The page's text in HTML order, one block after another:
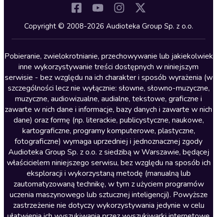
Kryminały
Lektury szkolne
Literatura anglojęzyczna
Literatura faktu
Literatura obyczajowa
Literatura piękna obca
Literatura piękna polska
Nagrania relaksacyjne
Nauka języków
Nauki humanistyczne
Podcasty i audycje
Polityka
Copyright © 2008-2026 Audioteka Group Sp. z o.o.
Pobieranie, zwielokrotnianie, przechowywanie lub jakiekolwiek
inne wykorzystywanie treści dostępnych w niniejszym
serwisie - bez względu na ich charakter i sposób wyrażenia (w
szczególności lecz nie wyłącznie: słowne, słowno-muzyczne,
muzyczne, audiowizualne, audialne, tekstowe, graficzne i
zawarte w nich dane i informacje, bazy danych i zawarte w nich
dane) oraz formę (np. literackie, publicystyczne, naukowe,
kartograficzne, programy komputerowe, plastyczne,
fotograficzne) wymaga uprzedniej i jednoznacznej zgody
Audioteka Group Sp. z o.o. z siedzibą w Warszawie, będącej
właścicielem niniejszego serwisu, bez względu na sposób ich
eksploracji i wykorzystaną metodę (manualną lub
zautomatyzowaną technikę, w tym z użyciem programów
uczenia maszynowego lub sztucznej inteligencji). Powyższe
zastrzeżenie nie dotyczy wykorzystywania jedynie w celu